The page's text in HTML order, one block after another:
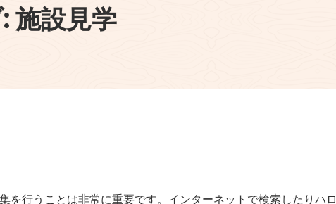
施設見学
を行うことは非常に重要です。インターネットで検索したりハロ